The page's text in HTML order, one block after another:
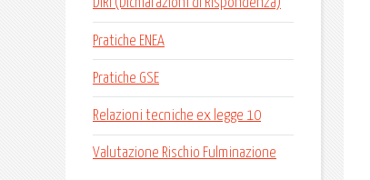
DiRi (Dichiarazioni di Rispondenza)
Pratiche ENEA
Pratiche GSE
Relazioni tecniche ex legge 10
Valutazione Rischio Fulminazione